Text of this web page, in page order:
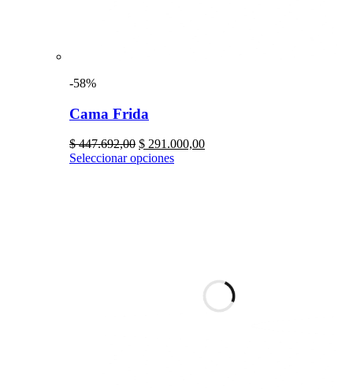
-58%
Cama Frida
$447.692,00 $ 291.000,00
Seleccionar opciones